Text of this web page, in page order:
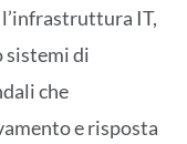
IT,
sistemi di
che
e risposta